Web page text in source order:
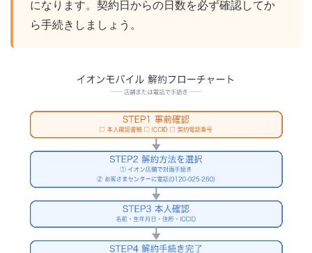
になります。契約日からの日数を必ず確認してか
ら手続きしましょう。